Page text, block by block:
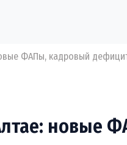
ФАПы, кадровый
новые